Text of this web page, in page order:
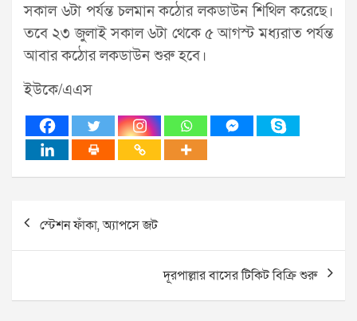
সকাল ৬টা পর্যন্ত চলমান কঠোর লকডাউন শিথিল করেছে।
তবে ২৩ জুলাই সকাল ৬টা থেকে ৫ আগস্ট মধ্যরাত পর্যন্ত
আবার কঠোর লকডাউন শুরু হবে।
ইউকে/এএস
Post
navigation
স্টেশন ফাঁকা, অ্যাপসে জট
দূরপাল্লার বাসের টিকিট বিক্রি শুরু